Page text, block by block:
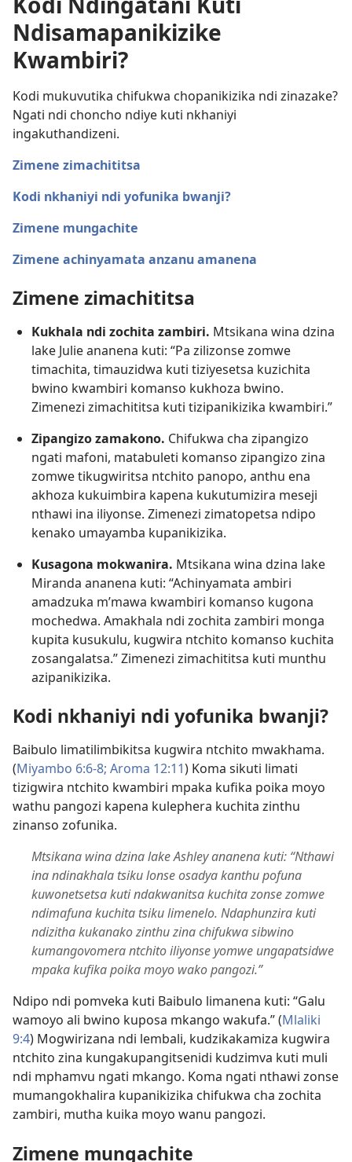
Ndisamapanikizike
Kwambiri?
Kodi mukuvutika chifukwa chopanikizika ndi zinazake?
Ngati ndi choncho ndiye kuti nkhaniyi
ingakuthandizeni.
Zimene zimachititsa
Kodi nkhaniyi ndi yofunika bwanji?
Zimene mungachite
Zimene achinyamata anzanu amanena
Zimene zimachititsa
Kukhala ndi zochita zambiri. Mtsikana wina dzina
lake Julie ananena kuti: “Pa zilizonse zomwe
timachita, timauzidwa kuti tiziyesetsa kuzichita
bwino kwambiri komanso kukhoza bwino.
Zimenezi zimachititsa kuti tizipanikizika kwambiri.”
Zipangizo zamakono. Chifukwa cha zipangizo
ngati mafoni, matabuleti komanso zipangizo zina
zomwe tikugwiritsa ntchito panopo, anthu ena
akhoza kukuimbira kapena kukutumizira meseji
nthawi ina iliyonse. Zimenezi zimatopetsa ndipo
kenako umayamba kupanikizika.
Kusagona mokwanira. Mtsikana wina dzina lake
Miranda ananena kuti: “Achinyamata ambiri
amadzuka m’mawa kwambiri komanso kugona
mochedwa. Amakhala ndi zochita zambiri monga
kupita kusukulu, kugwira ntchito komanso kuchita
zosangalatsa.” Zimenezi zimachititsa kuti munthu
azipanikizika.
Kodi nkhaniyi ndi yofunika bwanji?
Baibulo limatilimbikitsa kugwira ntchito mwakhama.
(Miyambo 6:​6-8; Aroma 12:11) Koma sikuti limati
tizigwira ntchito kwambiri mpaka kufika poika moyo
wathu pangozi kapena kulephera kuchita zinthu
zinanso zofunika.
Mtsikana wina dzina lake Ashley ananena kuti: “Nthawi
ina ndinakhala tsiku lonse osadya kanthu pofuna
kuwonetsetsa kuti ndakwanitsa kuchita zonse zomwe
ndimafuna kuchita tsiku limenelo. Ndaphunzira kuti
ndizitha kukanako zinthu zina chifukwa sibwino
kumangovomera ntchito iliyonse yomwe ungapatsidwe
mpaka kufika poika moyo wako pangozi.”
Ndipo ndi pomveka kuti Baibulo limanena kuti: “Galu
wamoyo ali bwino kuposa mkango wakufa.” (Mlaliki
9:4) Mogwirizana ndi lembali, kudzikakamiza kugwira
ntchito zina kungakupangitsenidi kudzimva kuti muli
ndi mphamvu ngati mkango. Koma ngati nthawi zonse
mumangokhalira kupanikizika chifukwa cha zochita
zambiri, mutha kuika moyo wanu pangozi.
Zimene mungachite